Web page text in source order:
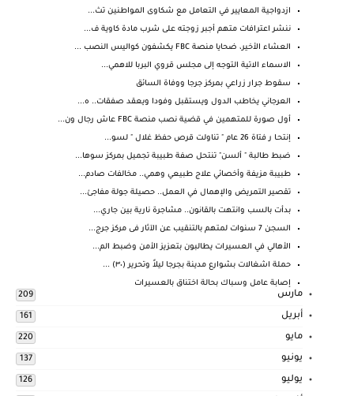
ازدواجية المعايير في التعامل مع شكاوى المواطنين تث...
ننشر اعترافات متهم أجبر زوجته على شرب مادة كاوية ف...
العشاء الأخير، ضحايا منصة FBC يكشفون كواليس النصب ...
الاسماء الاتية التوجه إلى مجلس قروي البربا للاهمي...
سقوط جرار زراعي بمركز جرجا ووفاة السائق
العرجاني يخاطب الدول ويستقبل وفودا ويعقد صفقات.. ه...
أول صورة للمتهمين في قضية نصب منصة FBC عاش رجال ون...
إنتحـا ر فتاة 26 عام " تناولت قرص حفظ غلال " لسو...
ضبط طالبة " ألسن" تنتحل صفة طبيبة تجميل بمركز سوها...
طبيبة مزيفة وأخصائي علاج طبيعي وهمي.. مخالفات صادم...
تقصير التمريض والإهمال في العمل.. حصيلة جولة مفاجئ...
بدأت بالسب وانتهت بالقانون.. مشاجرة نارية بين جاري...
السجن 7 سنوات لمتهم بالتنقيب عن الآثار فى مركز جرج...
الأهالي في العسيرات يطالبون بتعزيز الأمن وضبط الم...
حملة اشغالات بشوارع مدينة بجرجا ليلاً وتحرير (٣٠) ...
إصابة عامل وسباك بحالة اختناق بالعسيرات
مارس 209
أبريل 161
مايو 220
يونيو 137
يوليو 126